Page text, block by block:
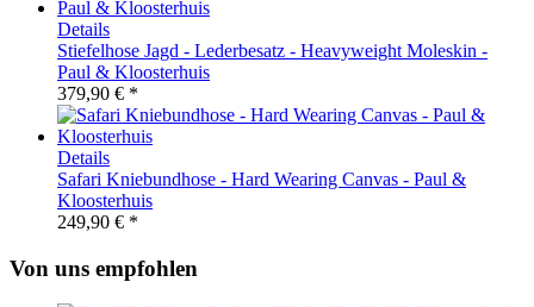
Details
Stiefelhose Jagd - Lederbesatz - Heavyweight Moleskin -
Paul & Kloosterhuis
379,90 € *
Details
Safari Kniebundhose - Hard Wearing Canvas - Paul &
Kloosterhuis
249,90 € *
Von uns empfohlen